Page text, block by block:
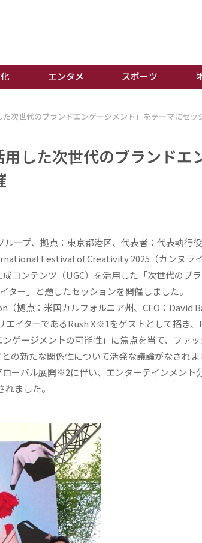
エンタメ スポーツ
ス
誰もが輝いて働く社
オートレース
次世代のブランドエンゲージメント」をテーマにセッ
した次世代のブランドエ
ープ、拠点：東京都港区、代表者：代表執行
Festival of Creativity 2025（カンヌラ
コンテンツ（UGC）を活用した「次世代のブ
イター」と題したセッションを開催しました
拠点：米国カルフォルニア州、CEO：David
イターであるRush X※1をゲストとして招き
ゲージメントの可能性」に焦点を当て、ファ
の新たな関係性について活発な議論がなされま
ーバル展開※2に伴い、エンターテインメント
ました。